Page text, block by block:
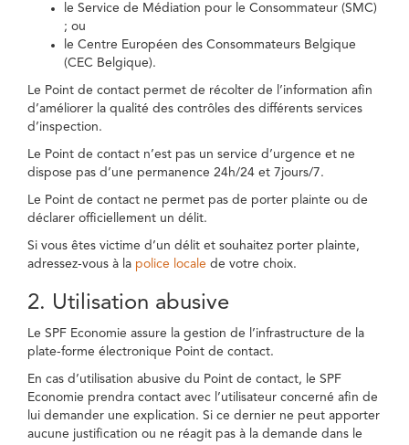
le Service de Médiation pour le Consommateur (SMC)
; ou
le Centre Européen des Consommateurs Belgique
(CEC Belgique).
Le Point de contact permet de récolter de l’information afin
d’améliorer la qualité des contrôles des différents services
d’inspection.
Le Point de contact n’est pas un service d’urgence et ne
dispose pas d’une permanence 24h/24 et 7jours/7.
Le Point de contact ne permet pas de porter plainte ou de
déclarer officiellement un délit.
Si vous êtes victime d’un délit et souhaitez porter plainte,
adressez-vous à la police locale de votre choix.
2. Utilisation abusive
Le SPF Economie assure la gestion de l’infrastructure de la
plate-forme électronique Point de contact.
En cas d’utilisation abusive du Point de contact, le SPF
Economie prendra contact avec l’utilisateur concerné afin de
lui demander une explication. Si ce dernier ne peut apporter
aucune justification ou ne réagit pas à la demande dans le